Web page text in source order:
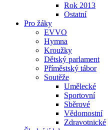
Rok 2013
Ostatní
Pro žáky
EVVO
Hymna
Kroužky
Dětský parlament
Příměstský tábor
Soutěže
Umělecké
Sportovní
Sběrové
Vědomostní
Zdravotnické